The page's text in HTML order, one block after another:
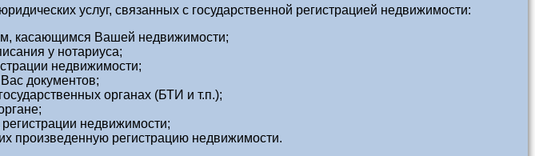
услуг, связанных с государственной регистрацией недвижимости:
касающимся Вашей недвижимости;
у нотариуса;
недвижимости;
документов;
органах (БТИ и т.п.);
недвижимости;
произведенную регистрацию недвижимости.